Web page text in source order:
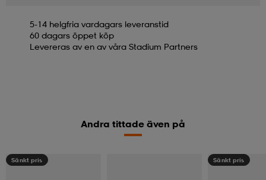
5-14 helgfria vardagars leveranstid
60 dagars öppet köp
Levereras av en av våra Stadium Partners
Andra tittade även på
Sänkt pris Sänkt pris